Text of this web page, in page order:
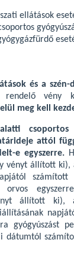
ellátások
és a
vény
meg kell
csoportos
attól
e egyszerre.
vényt állított ki),
számított
orvos
állított ki),
gyógyúszást
dátumtól